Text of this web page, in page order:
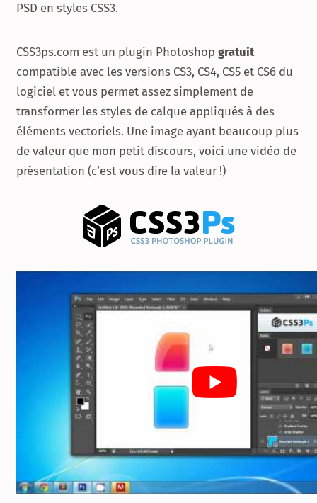
PSD en styles CSS3.
CSS3ps.com est un plugin Photoshop gratuit
compatible avec les versions CS3, CS4, CS5 et CS6 du
logiciel et vous permet assez simplement de
transformer les styles de calque appliqués à des
éléments vectoriels. Une image ayant beaucoup plus
de valeur que mon petit discours, voici une vidéo de
présentation (c’est vous dire la valeur !)